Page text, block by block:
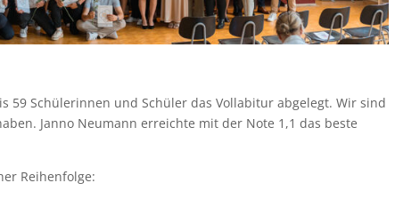
59 Schülerinnen und Schüler das Vollabitur abgelegt. Wir sind
Janno Neumann erreichte mit der Note 1,1 das beste
Reihenfolge: